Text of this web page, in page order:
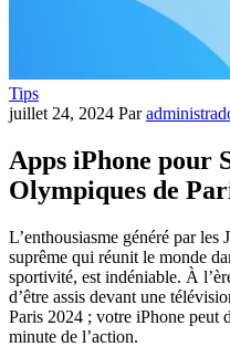
Tips
juillet 24, 2024 Par
Apps iPhone pour
Olympiques de
L’enthousiasme généré par
suprême qui réunit le monde
sportivité, est indéniable. À
d’être assis devant une
Paris 2024 ; votre iPhone peut
minute de l’action.